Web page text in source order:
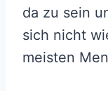
da zu sein
sich nicht
meisten